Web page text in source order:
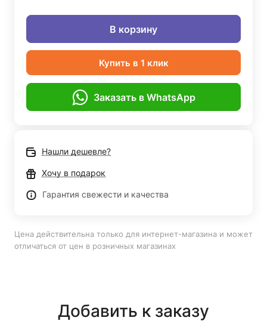
В корзину
Купить в 1 клик
Заказать в WhatsApp
Нашли дешевле?
Хочу в подарок
Гарантия свежести и качества
Цена действительна только для интернет-магазина и может
отличаться от цен в розничных магазинах
Добавить к заказу